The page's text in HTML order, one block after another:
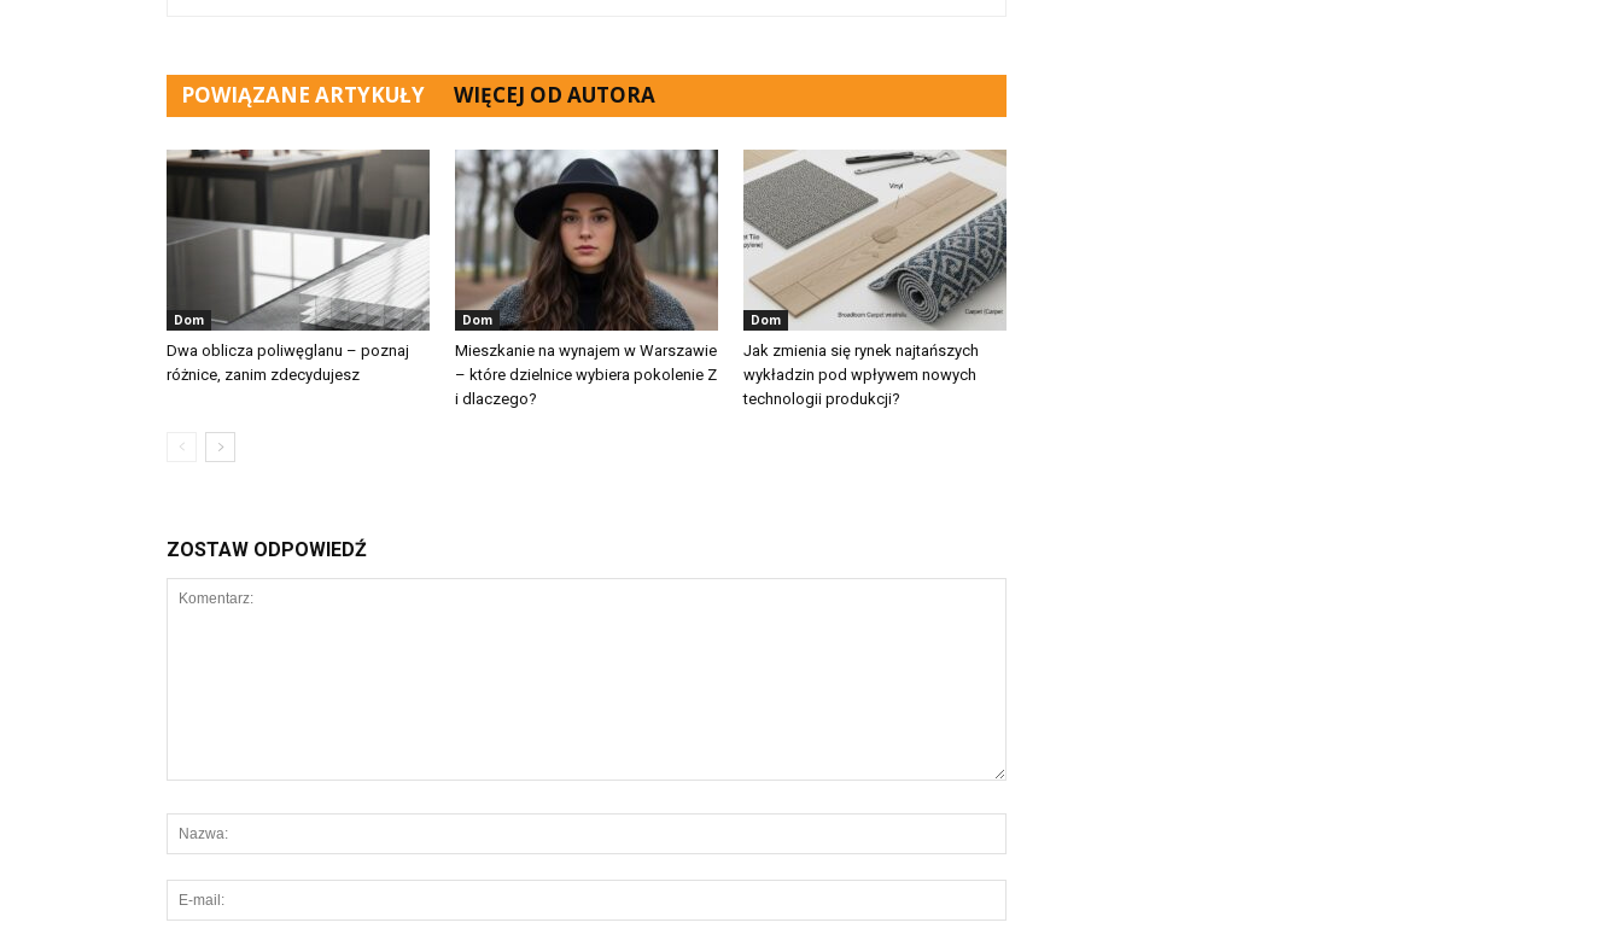
POWIĄZANE ARTYKUŁY WIĘCEJ OD AUTORA
Dom
Dwa oblicza poliwęglanu – poznaj
różnice, zanim zdecydujesz
Dom
Mieszkanie na wynajem w Warszawie
– które dzielnice wybiera pokolenie Z
i dlaczego?
Dom
Jak zmienia się rynek najtańszych
wykładzin pod wpływem nowych
technologii produkcji?
ZOSTAW ODPOWIEDŹ